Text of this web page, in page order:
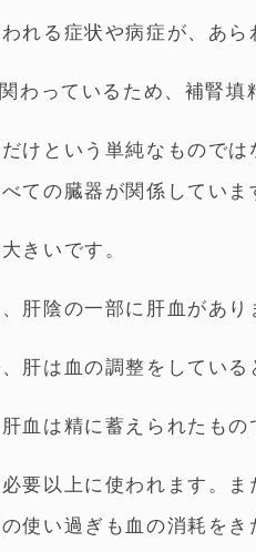
れる症状や病症が、あら
わっているため、補腎填
けという単純なもので
ての臓器が関係していま
きいです。
肝陰の一部に肝血があり
肝は血の調整をしている
血は精に蓄えられたも
要以上に使われます。
使い過ぎも血の消耗をき